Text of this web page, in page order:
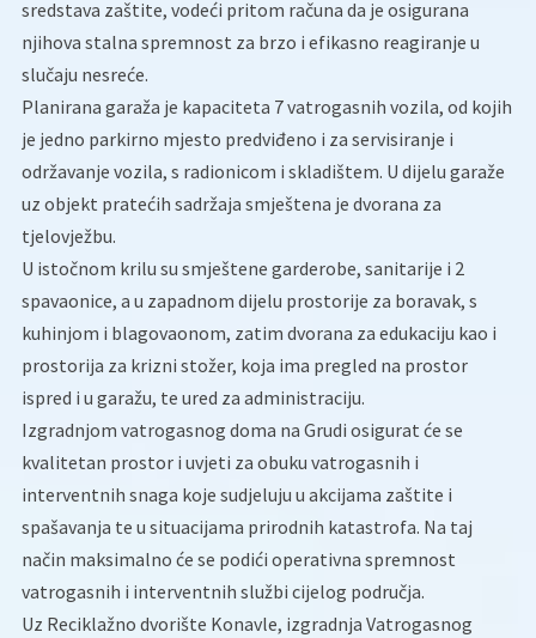
sredstava zaštite, vodeći pritom računa da je osigurana
njihova stalna spremnost za brzo i efikasno reagiranje u
slučaju nesreće.
Planirana garaža je kapaciteta 7 vatrogasnih vozila, od kojih
je jedno parkirno mjesto predviđeno i za servisiranje i
održavanje vozila, s radionicom i skladištem. U dijelu garaže
uz objekt pratećih sadržaja smještena je dvorana za
tjelovježbu.
U istočnom krilu su smještene garderobe, sanitarije i 2
spavaonice, a u zapadnom dijelu prostorije za boravak, s
kuhinjom i blagovaonom, zatim dvorana za edukaciju kao i
prostorija za krizni stožer, koja ima pregled na prostor
ispred i u garažu, te ured za administraciju.
Izgradnjom vatrogasnog doma na Grudi osigurat će se
kvalitetan prostor i uvjeti za obuku vatrogasnih i
interventnih snaga koje sudjeluju u akcijama zaštite i
spašavanja te u situacijama prirodnih katastrofa. Na taj
način maksimalno će se podići operativna spremnost
vatrogasnih i interventnih službi cijelog područja.
Uz Reciklažno dvorište Konavle, izgradnja Vatrogasnog